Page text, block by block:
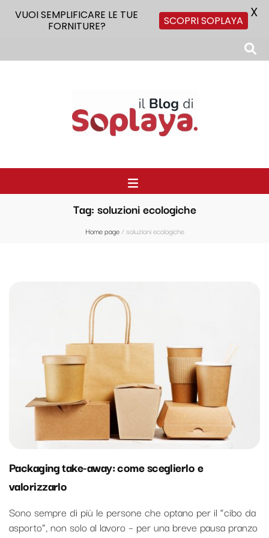
Tag: soluzioni ecologiche
Home page/soluzioni ecologiche
Packaging take-away: come sceglierlo e
valorizzarlo
Sono sempre di più le persone che optano per il “cibo da
asporto”, non solo al lavoro – per una breve pausa pranzo
VUOI SEMPLIFICARE LE TUE
FORNITURE?
SCOPRI SOPLAYA X